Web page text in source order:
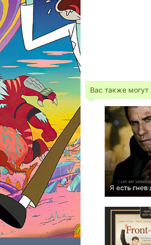
Вас также могут
Я есть гнев
+18